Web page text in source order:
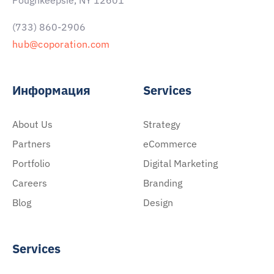
(733) 860-2906
hub@coporation.com
Информация
About Us
Partners
Portfolio
Careers
Blog
Services
Strategy
eCommerce
Digital Marketing
Branding
Design
Services